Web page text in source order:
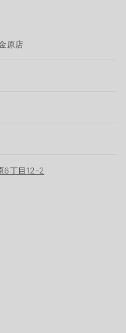
原店
6丁目12-2